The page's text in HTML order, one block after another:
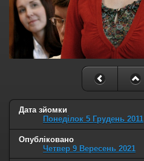
Дата зйомки
Понеділок 5 Грудень 2011
Опубліковано
Четвер 9 Вересень 2021